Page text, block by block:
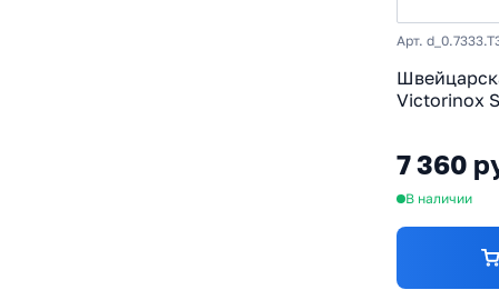
Арт.
Victorinox
7 360
В наличии